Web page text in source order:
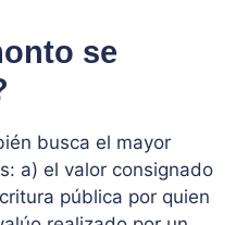
se
busca el mayor
a) el valor consignado
pública por quien